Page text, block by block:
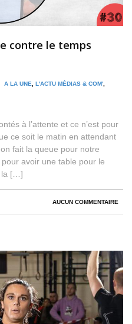
contre le temps
A LA UNE L'ACTU MÉDIAS & COM'
à l’attente et ce n’est pour
ce soit le matin en attendant
fait la queue pour notre
avoir une table pour le
la […]
AUCUN COMMENTAIRE